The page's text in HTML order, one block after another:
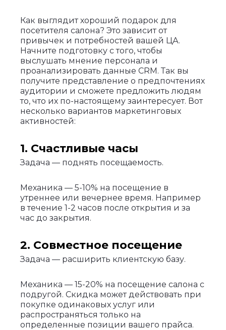
Как выглядит хороший подарок для
посетителя салона? Это зависит от
привычек и потребностей вашей ЦА.
Начните подготовку с того, чтобы
выслушать мнение персонала и
проанализировать данные CRM. Так вы
получите представление о предпочтениях
аудитории и сможете предложить людям
то, что их по-настоящему заинтересует. Вот
несколько вариантов маркетинговых
активностей:
1. Счастливые часы
Задача — поднять посещаемость.
Механика — 5-10% на посещение в
утреннее или вечернее время. Например
в течение 1-2 часов после открытия и за
час до закрытия.
2. Совместное посещение
Задача — расширить клиентскую базу.
Механика — 15-20% на посещение салона с
подругой. Скидка может действовать при
покупке одинаковых услуг или
распространяться только на
определенные позиции вашего прайса.